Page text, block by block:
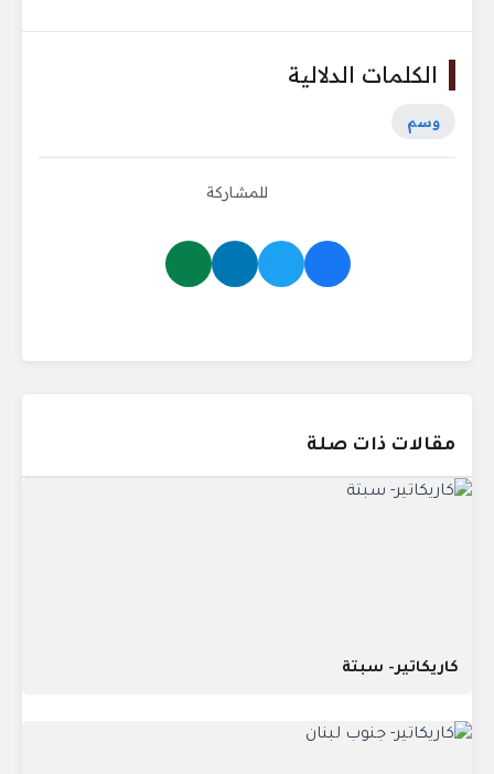
الكلمات الدلالية
وسم
للمشاركة
مقالات ذات صلة
كاريكاتير- سبتة